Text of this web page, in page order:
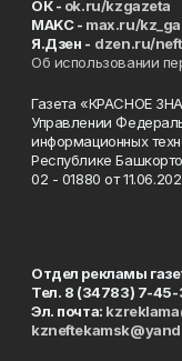
ОК - ok.ru/kzgazeta
MAKC - max.ru/
Я.Дзен - dzen.ru/
Об использовании
Газета «КРАСНОЕ
Управлении
информационных
Республике
02 - 01880 от
Отдел рекламы
Тел. 8 (34783) 7-45-
Эл. почта: